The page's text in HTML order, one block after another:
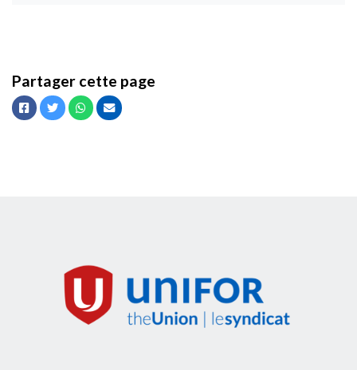
Partager cette page
Facebook
TwitterWhatsappCourriel